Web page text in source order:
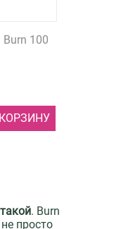
Burn 100
. Burn
просто